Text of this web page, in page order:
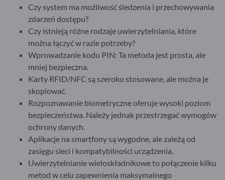
Czy system ma możliwość śledzenia i przechowywania
zdarzeń dostępu?
Czy istnieją różne rodzaje uwierzytelniania, które
można łączyć w razie potrzeby?
Wprowadzanie kodu PIN: Ta metoda jest prosta, ale
mniej bezpieczna.
Karty RFID/NFC są szeroko stosowane, ale można je
skopiować.
Rozpoznawanie biometryczne oferuje wysoki poziom
bezpieczeństwa. Należy jednak przestrzegać wymogów
ochrony danych.
Aplikacje na smartfony są wygodne, ale zależą od
zasięgu sieci i kompatybilności urządzenia.
Uwierzytelnianie wieloskładnikowe to połączenie kilku
metod w celu zapewnienia maksymalnego